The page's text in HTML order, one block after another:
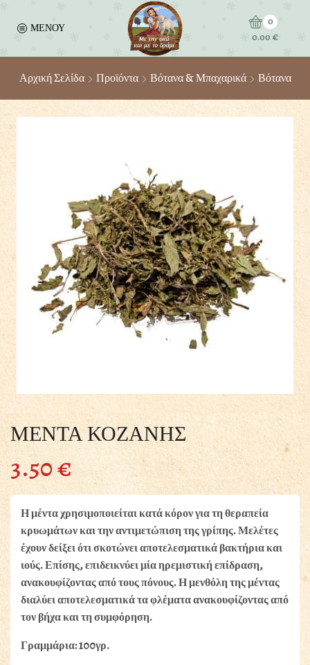
ΜΕΝΟΥ
0
0.00€
Αρχική Σελίδα Προϊόντα Βότανα & Μπαχαρικά Βότανα
ΜΕΝΤΑ ΚΟΖΑΝΗΣ
3.50€
Η μέντα χρησιμοποιείται κατά κόρον για τη θεραπεία
κρυωμάτων και την αντιμετώπιση της γρίπης. Μελέτες
έχουν δείξει ότι σκοτώνει αποτελεσματικά βακτήρια και
ιούς. Επίσης, επιδεικνύει μία ηρεμιστική επίδραση,
ανακουφίζοντας από τους πόνους. Η μενθόλη της μέντας
διαλύει αποτελεσματικά τα φλέματα ανακουφίζοντας από
τον βήχα και τη συμφόρηση.
Γραμμάρια: 100γρ.